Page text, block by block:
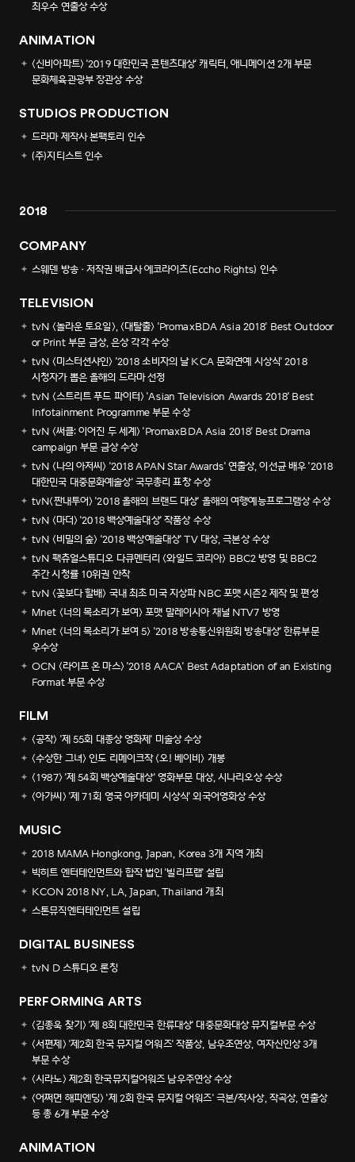
최우수 연출상 수상
ANIMATION
<신비아파트> '2019 대한민국 콘텐츠대상' 캐릭터, 애니메이션 2개 부문
문화체육관광부 장관상 수상
STUDIOS PRODUCTION
드라마 제작사 본팩토리 인수
(주)지티스트 인수
2018
COMPANY
스웨덴 방송·저작권 배급사 에코라이츠(Eccho Rights) 인수
TELEVISION
tvN <놀라운 토요일>, <대탈출> 'PromaxBDA Asia 2018' Best Outdoor
or Print 부문 금상, 은상 각각 수상
tvN <미스터션샤인> '2018 소비자의 날 KCA 문화연예 시상식' 2018
시청자가 뽑은 올해의 드라마 선정
tvN <스트리트 푸드 파이터> 'Asian Television Awards 2018' Best
Infotainment Programme 부문 수상
tvN <써클: 이어진 두 세계> 'PromaxBDA Asia 2018' Best Drama
campaign 부문 금상 수상
tvN <나의 아저씨> '2018 APAN Star Awards' 연출상, 이선균 배우 '2018
대한민국 대중문화예술상' 국무총리 표창 수상
tvN<짠내투어> '2018 올해의 브랜드 대상' 올해의 여행예능프로그램상 수상
tvN <마더> '2018 백상예술대상' 작품상 수상
tvN <비밀의 숲> '2018 백상예술대상' TV 대상, 극본상 수상
tvN 팩츄얼스튜디오 다큐멘터리 <와일드 코리아> BBC2 방영 및 BBC2
주간 시청률 10위권 안착
tvN <꽃보다 할배> 국내 최초 미국 지상파 NBC 포맷 시즌2 제작 및 편성
Mnet <너의 목소리가 보여> 포맷 말레이시아 채널 NTV7 방영
Mnet <너의 목소리가 보여 5> '2018 방송통신위원회 방송대상' 한류부문
우수상
OCN <라이프 온 마스> '2018 AACA' Best Adaptation of an Existing
Format 부문 수상
FILM
<공작> '제 55회 대종상 영화제' 미술상 수상
<수상한 그녀> 인도 리메이크작 <오! 베이비> 개봉
<1987> '제 54회 백상예술대상' 영화부문 대상, 시나리오상 수상
<아가씨> '제 71회 영국 아카데미 시상식' 외국어영화상 수상
MUSIC
2018 MAMA Hongkong, Japan, Korea 3개 지역 개최
빅히트 엔터테인먼트와 합작 법인 '빌리프랩' 설립
KCON 2018 NY, LA, Japan, Thailand 개최
스톤뮤직엔터테인먼트 설립
DIGITAL BUSINESS
tvN D 스튜디오 론칭
PERFORMING ARTS
<김종욱 찾기> '제 8회 대한민국 한류대상' 대중문화대상 뮤지컬부문 수상
<서편제> '제2회 한국 뮤지컬 어워즈' 작품상, 남우조연상, 여자신인상 3개
부문 수상
<시라노> 제2회 한국뮤지컬어워즈 남우주연상 수상
<어쩌면 해피엔딩> '제 2회 한국 뮤지컬 어워즈' 극본/작사상, 작곡상, 연출상
등 총 6개 부문 수상
ANIMATION